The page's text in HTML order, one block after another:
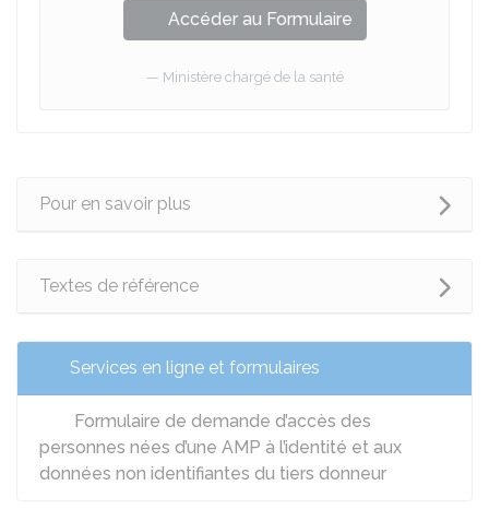
Accéder au Formulaire
Ministère chargé de la santé
Pour en savoir plus
Textes de référence
Services en ligne et formulaires
Formulaire de demande d’accès des
personnes nées d’une AMP à l’identité et aux
données non identifiantes du tiers donneur